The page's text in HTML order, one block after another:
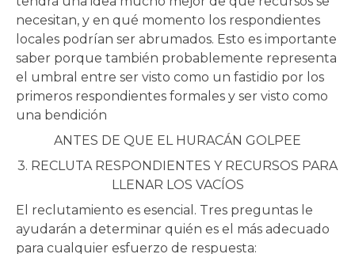
necesitan, y en qué momento los respondientes
locales podrían ser abrumados. Esto es importante
saber porque también probablemente representa
el umbral entre ser visto como un fastidio por los
primeros respondientes formales y ser visto como
una bendición
ANTES DE QUE EL HURACÁN GOLPEE
3. RECLUTA RESPONDIENTES Y RECURSOS PARA
LLENAR LOS VACÍOS
El reclutamiento es esencial. Tres preguntas le
ayudarán a determinar quién es el más adecuado
para cualquier esfuerzo de respuesta: